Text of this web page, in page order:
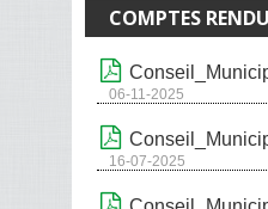
COMPTES
06-11-2025
16-07-2025